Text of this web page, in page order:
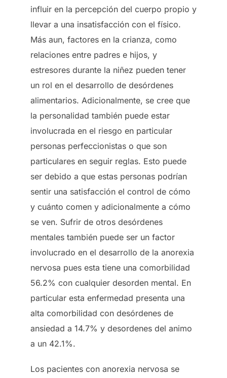
influir en la percepción del cuerpo propio y
llevar a una insatisfacción con el físico.
Más aun, factores en la crianza, como
relaciones entre padres e hijos, y
estresores durante la niñez pueden tener
un rol en el desarrollo de desórdenes
alimentarios. Adicionalmente, se cree que
la personalidad también puede estar
involucrada en el riesgo en particular
personas perfeccionistas o que son
particulares en seguir reglas. Esto puede
ser debido a que estas personas podrían
sentir una satisfacción el control de cómo
y cuánto comen y adicionalmente a cómo
se ven. Sufrir de otros desórdenes
mentales también puede ser un factor
involucrado en el desarrollo de la anorexia
nervosa pues esta tiene una comorbilidad
56.2% con cualquier desorden mental. En
particular esta enfermedad presenta una
alta comorbilidad con desórdenes de
ansiedad a 14.7% y desordenes del animo
a un 42.1%.
Los pacientes con anorexia nervosa se